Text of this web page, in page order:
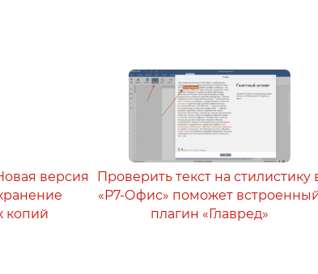
версия
копий
Проверить текст на стилистику
«Р7-Офис» поможет
плагин «Главред»